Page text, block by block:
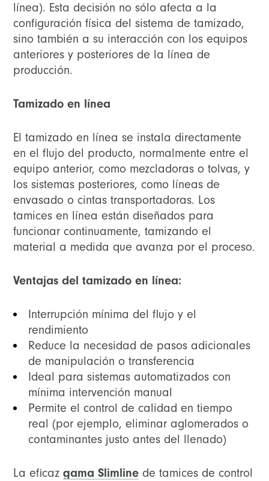
línea). Esta decisión no sólo afecta a la
configuración física del sistema de tamizado,
sino también a su interacción con los equipos
anteriores y posteriores de la línea de
producción.
Tamizado en línea
El tamizado en línea se instala directamente
en el flujo del producto, normalmente entre el
equipo anterior, como mezcladoras o tolvas, y
los sistemas posteriores, como líneas de
envasado o cintas transportadoras. Los
tamices en línea están diseñados para
funcionar continuamente, tamizando el
material a medida que avanza por el proceso.
Ventajas del tamizado en línea:
Interrupción mínima del flujo y el
rendimiento
Reduce la necesidad de pasos adicionales
de manipulación o transferencia
Ideal para sistemas automatizados con
mínima intervención manual
Permite el control de calidad en tiempo
real (por ejemplo, eliminar aglomerados o
contaminantes justo antes del llenado)
La eficazgama Slimline de tamices de control